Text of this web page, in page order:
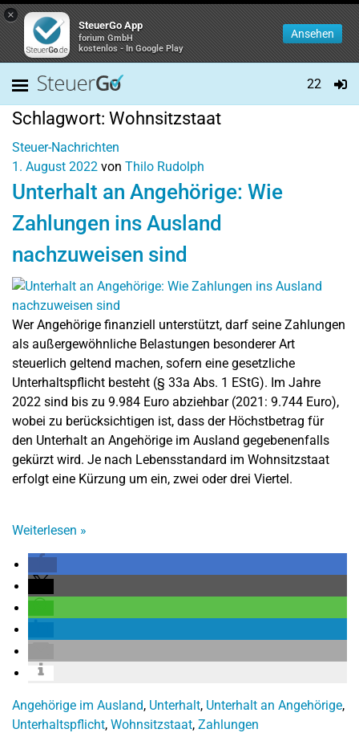
×
SteuerGo App
forium GmbH
kostenlos - In Google Play
Ansehen
22
Schlagwort: Wohnsitzstaat
Steuer-Nachrichten
1. August 2022 von Thilo Rudolph
Unterhalt an Angehörige: Wie
Zahlungen ins Ausland
nachzuweisen sind
Wer Angehörige finanziell unterstützt, darf seine Zahlungen
als außergewöhnliche Belastungen besonderer Art
steuerlich geltend machen, sofern eine gesetzliche
Unterhaltspflicht besteht (§ 33a Abs. 1 EStG). Im Jahre
2022 sind bis zu 9.984 Euro abziehbar (2021: 9.744 Euro),
wobei zu berücksichtigen ist, dass der Höchstbetrag für
den Unterhalt an Angehörige im Ausland gegebenenfalls
gekürzt wird. Je nach Lebensstandard im Wohnsitzstaat
erfolgt eine Kürzung um ein, zwei oder drei Viertel.
Weiterlesen »
Angehörige im Ausland, Unterhalt, Unterhalt an Angehörige,
Unterhaltspflicht, Wohnsitzstaat, Zahlungen